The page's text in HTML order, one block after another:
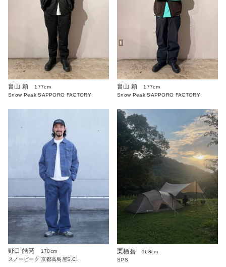
畠山 頼
177cm
Snow Peak SAPPORO FACTORY
畠山 頼
177cm
Snow Peak SAPPORO FACTORY
野口 皓亮
170cm
スノーピーク 京都高島屋S.C.
栗栖碧
168cm
SPS